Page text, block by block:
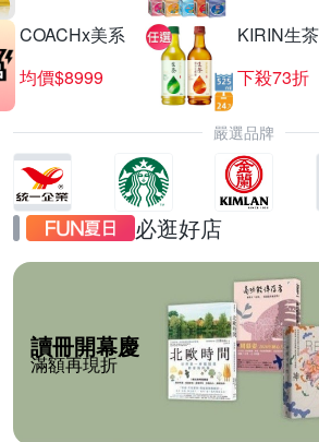
COACHx美系
均價$8999
KIRIN生茶
下殺73折
嚴選品牌
必逛好店
讀冊開幕慶
滿額再現折